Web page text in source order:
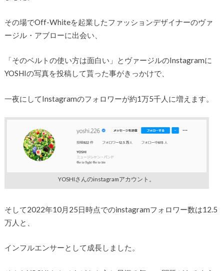
その場でOff-Whiteを起業したファッションデザイナーのヴァ
ージル・アブローに出会い、
「そのベルトの使い方は面白い」とヴァージルのInstagramに
YOSHIの写真を投稿して貰った事がきっかけで、
一夜にしてInstagramのフォロワーが約1万5千人に増えます。
YOSHIさんのinstagramアカウント。
そして2022年10月25日時点でのinstagramフォロワー数は12.5
万人と、
インフルエンサーとして成長しました。